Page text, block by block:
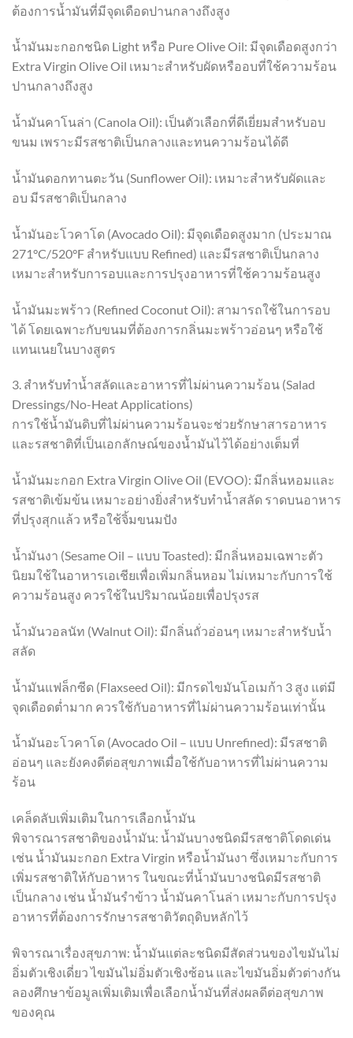
ต้องการน้ำมันที่มีจุดเดือดปานกลางถึงสูง
น้ำมันมะกอกชนิด Light หรือ Pure Olive Oil: มีจุดเดือดสูงกว่า
Extra Virgin Olive Oil เหมาะสำหรับผัดหรืออบที่ใช้ความร้อน
ปานกลางถึงสูง
น้ำมันคาโนล่า (Canola Oil): เป็นตัวเลือกที่ดีเยี่ยมสำหรับอบ
ขนม เพราะมีรสชาติเป็นกลางและทนความร้อนได้ดี
น้ำมันดอกทานตะวัน (Sunflower Oil): เหมาะสำหรับผัดและ
อบ มีรสชาติเป็นกลาง
น้ำมันอะโวคาโด (Avocado Oil): มีจุดเดือดสูงมาก (ประมาณ
271°C/520°F สำหรับแบบ Refined) และมีรสชาติเป็นกลาง
เหมาะสำหรับการอบและการปรุงอาหารที่ใช้ความร้อนสูง
น้ำมันมะพร้าว (Refined Coconut Oil): สามารถใช้ในการอบ
ได้ โดยเฉพาะกับขนมที่ต้องการกลิ่นมะพร้าวอ่อนๆ หรือใช้
แทนเนยในบางสูตร
3. สำหรับทำน้ำสลัดและอาหารที่ไม่ผ่านความร้อน (Salad
Dressings/No-Heat Applications)
การใช้น้ำมันดิบที่ไม่ผ่านความร้อนจะช่วยรักษาสารอาหาร
และรสชาติที่เป็นเอกลักษณ์ของน้ำมันไว้ได้อย่างเต็มที่
น้ำมันมะกอก Extra Virgin Olive Oil (EVOO): มีกลิ่นหอมและ
รสชาติเข้มข้น เหมาะอย่างยิ่งสำหรับทำน้ำสลัด ราดบนอาหาร
ที่ปรุงสุกแล้ว หรือใช้จิ้มขนมปัง
น้ำมันงา (Sesame Oil – แบบ Toasted): มีกลิ่นหอมเฉพาะตัว
นิยมใช้ในอาหารเอเชียเพื่อเพิ่มกลิ่นหอม ไม่เหมาะกับการใช้
ความร้อนสูง ควรใช้ในปริมาณน้อยเพื่อปรุงรส
น้ำมันวอลนัท (Walnut Oil): มีกลิ่นถั่วอ่อนๆ เหมาะสำหรับน้ำ
สลัด
น้ำมันแฟล็กซีด (Flaxseed Oil): มีกรดไขมันโอเมก้า 3 สูง แต่มี
จุดเดือดต่ำมาก ควรใช้กับอาหารที่ไม่ผ่านความร้อนเท่านั้น
น้ำมันอะโวคาโด (Avocado Oil – แบบ Unrefined): มีรสชาติ
อ่อนๆ และยังคงดีต่อสุขภาพเมื่อใช้กับอาหารที่ไม่ผ่านความ
ร้อน
เคล็ดลับเพิ่มเติมในการเลือกน้ำมัน
พิจารณารสชาติของน้ำมัน: น้ำมันบางชนิดมีรสชาติโดดเด่น
เช่น น้ำมันมะกอก Extra Virgin หรือน้ำมันงา ซึ่งเหมาะกับการ
เพิ่มรสชาติให้กับอาหาร ในขณะที่น้ำมันบางชนิดมีรสชาติ
เป็นกลาง เช่น น้ำมันรำข้าว น้ำมันคาโนล่า เหมาะกับการปรุง
อาหารที่ต้องการรักษารสชาติวัตถุดิบหลักไว้
พิจารณาเรื่องสุขภาพ: น้ำมันแต่ละชนิดมีสัดส่วนของไขมันไม่
อิ่มตัวเชิงเดี่ยว ไขมันไม่อิ่มตัวเชิงซ้อน และไขมันอิ่มตัวต่างกัน
ลองศึกษาข้อมูลเพิ่มเติมเพื่อเลือกน้ำมันที่ส่งผลดีต่อสุขภาพ
ของคุณ